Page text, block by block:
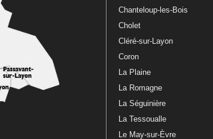
Chanteloup-les-Bois
Cholet
Cléré-sur-Layon
Coron
La Plaine
La Romagne
La Séguinière
La Tessoualle
Le May-sur-Èvre